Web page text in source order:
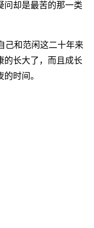
问却是最苦的那一类
和范闲这二十年来
的长大了，而且成长
时间。